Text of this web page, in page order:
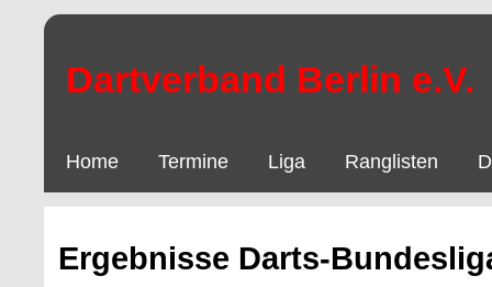
Dartverband Berlin e.V.
Home Termine Liga Ranglisten
Ergebnisse Darts-